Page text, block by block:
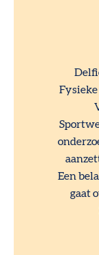
Een
gaat